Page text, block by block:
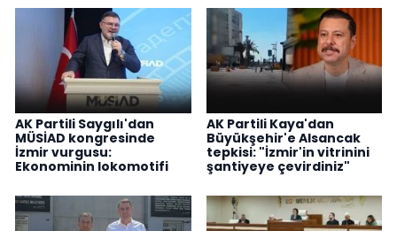
AK Partili Saygılı'dan
MÜSİAD kongresinde
İzmir vurgusu:
Ekonominin lokomotifi
AK Partili Kaya'dan
Büyükşehir'e Alsancak
tepkisi: "İzmir'in vitrinini
şantiyeye çevirdiniz"